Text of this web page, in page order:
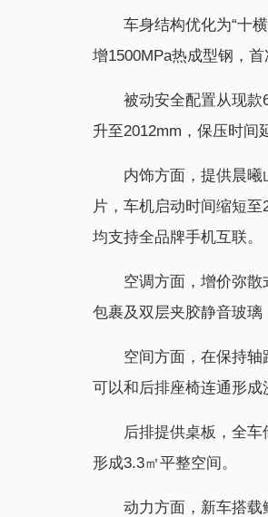
车身结构优化为“十
增1500MPa热成型钢，
被动安全配置从现
升至2012mm，保压时间
内饰方面，提供晨
片，车机启动时间缩短
均支持全品牌手机互联。
空调方面，增价弥
包裹及双层夹胶静音玻璃
空间方面，在保持
可以和后排座椅连通形成
后排提供桌板，全
形成3.3㎡平整空间。
动力方面，新车搭载